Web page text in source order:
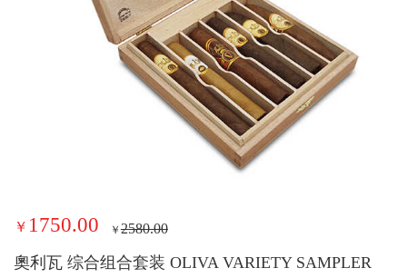
￥ 1750.00 ￥2580.00
奧利瓦 综合组合套装 OLIVA VARIETY SAMPLER